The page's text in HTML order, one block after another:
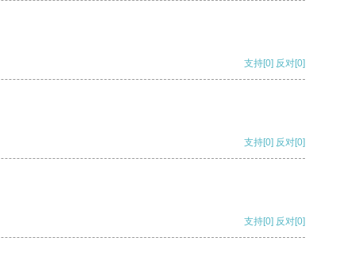
支持[0] 反对[0]
支持[0] 反对[0]
支持[0] 反对[0]